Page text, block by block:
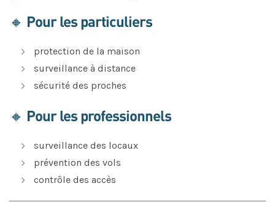
🔸 Pour les particuliers
protection de la maison
surveillance à distance
sécurité des proches
🔸 Pour les professionnels
surveillance des locaux
prévention des vols
contrôle des accès